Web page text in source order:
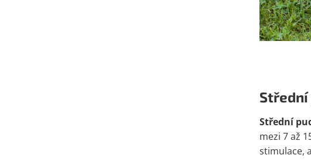
Střední
mezi 7 až
stimulace,